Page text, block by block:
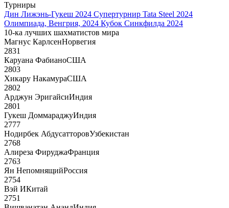
Турниры
Дин Лижэнь-Гукеш 2024 Супертурнир Tata Steel 2024
Олимпиада, Венгрия, 2024 Кубок Синкфилда 2024
10-ка лучших шахматистов мира
Магнус КарлсенНорвегия
2831
Каруана ФабианоСША
2803
Хикару НакамураСША
2802
Арджун ЭригайсиИндия
2801
Гукеш ДоммараджуИндия
2777
Нодирбек АбдусатторовУзбекистан
2768
Алиреза ФируджаФранция
2763
Ян НепомнящийРоссия
2754
Вэй ИКитай
2751